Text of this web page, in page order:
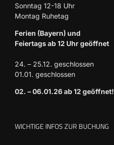
Sonntag 12-18 Uhr
Montag Ruhetag
Ferien (Bayern) und
Feiertags ab 12 Uhr geöffnet
24. – 25.12. geschlossen
01.01. geschlossen
02. – 06.01.26 ab 12 geöffnet!
WICHTIGE INFOS ZUR BUCHUNG